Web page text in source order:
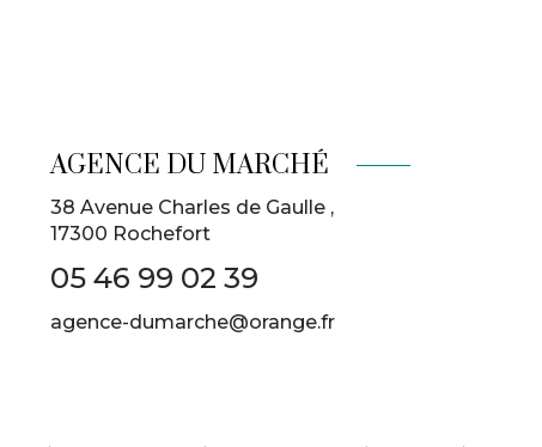
AGENCE DU MARCHÉ
38 Avenue Charles de Gaulle ,
17300 Rochefort
05 46 99 02 39
agence-dumarche@orange.fr